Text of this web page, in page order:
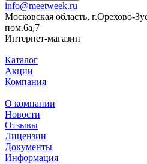
info@meetweek.ru
Московская область, г.Орехово-
пом.6а,7
Интернет-магазин
Каталог
Акции
Компания
О компании
Новости
Отзывы
Лицензии
Документы
Информация